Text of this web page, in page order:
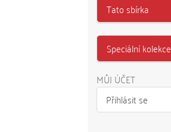
Tato sbírka
Speciální kolekce
MŮJ ÚČET
Přihlásit se